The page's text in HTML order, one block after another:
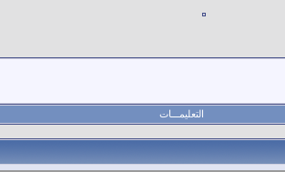
التعليمـــات